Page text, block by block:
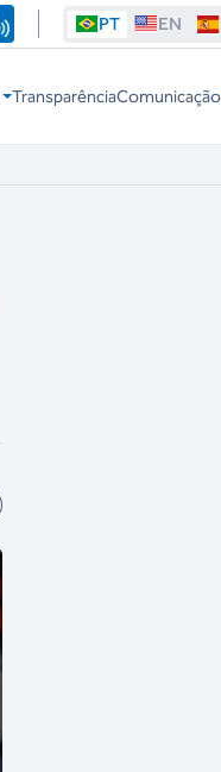
PT EN
TransparênciaComunicação